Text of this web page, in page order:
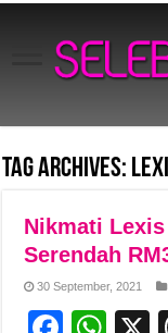
Tag Archives:
Nikmati
Serendah
30 September, 2021